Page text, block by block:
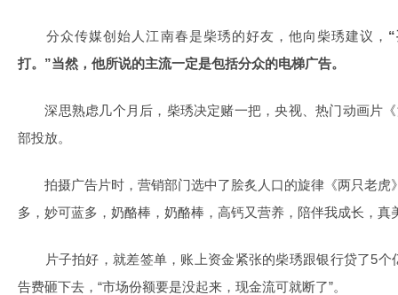
分众传媒创始人江南春是柴琇的好友，他向柴琇建议，
打。”当然，他所说的主流一定是包括分众的电梯广告。
深思熟虑几个月后，柴琇决定赌一把，央视、热门动画片《
部投放。
拍摄广告片时，营销部门选中了脍炙人口的旋律《两只老虎
多，妙可蓝多，奶酪棒，奶酪棒，高钙又营养，陪伴我成长，真
片子拍好，就差签单，账上资金紧张的柴琇跟银行贷了5个
告费砸下去，“市场份额要是没起来，现金流可就断了”。